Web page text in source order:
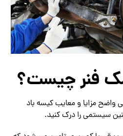
فنر چیست؟
واضح مزایا و معایب کیسه باد
سیستمی را درک کنید.